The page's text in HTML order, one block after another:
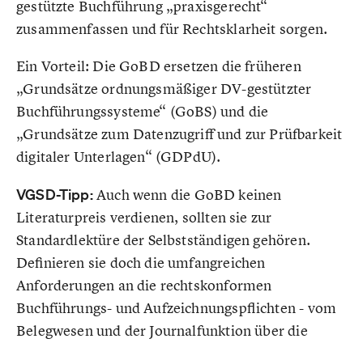
gestützte Buchführung „praxisgerecht“
zusammenfassen und für Rechtsklarheit sorgen.
Ein Vorteil: Die GoBD ersetzen die früheren
„Grundsätze ordnungsmäßiger DV-gestützter
Buchführungssysteme“ (GoBS) und die
„Grundsätze zum Datenzugriff und zur Prüfbarkeit
digitaler Unterlagen“ (GDPdU).
VGSD-Tipp:Auch wenn die GoBD keinen
Literaturpreis verdienen, sollten sie zur
Standardlektüre der Selbstständigen gehören.
Definieren sie doch die umfangreichen
Anforderungen an die rechtskonformen
Buchführungs- und Aufzeichnungspflichten - vom
Belegwesen und der Journalfunktion über die